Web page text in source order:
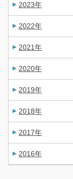
2023年
2022年
2021年
2020年
2019年
2018年
2017年
2016年